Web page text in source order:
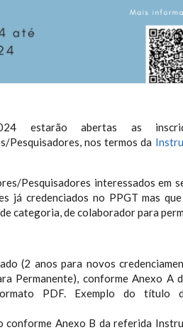
estarão abertas as
Pesquisadores, nos termos da
Pesquisadores interessados em
já credenciados no PPGT mas que
categoria, de colaborador para
(2 anos para novos
Permanente), conforme Anexo A
PDF. Exemplo do título
conforme Anexo B da referida